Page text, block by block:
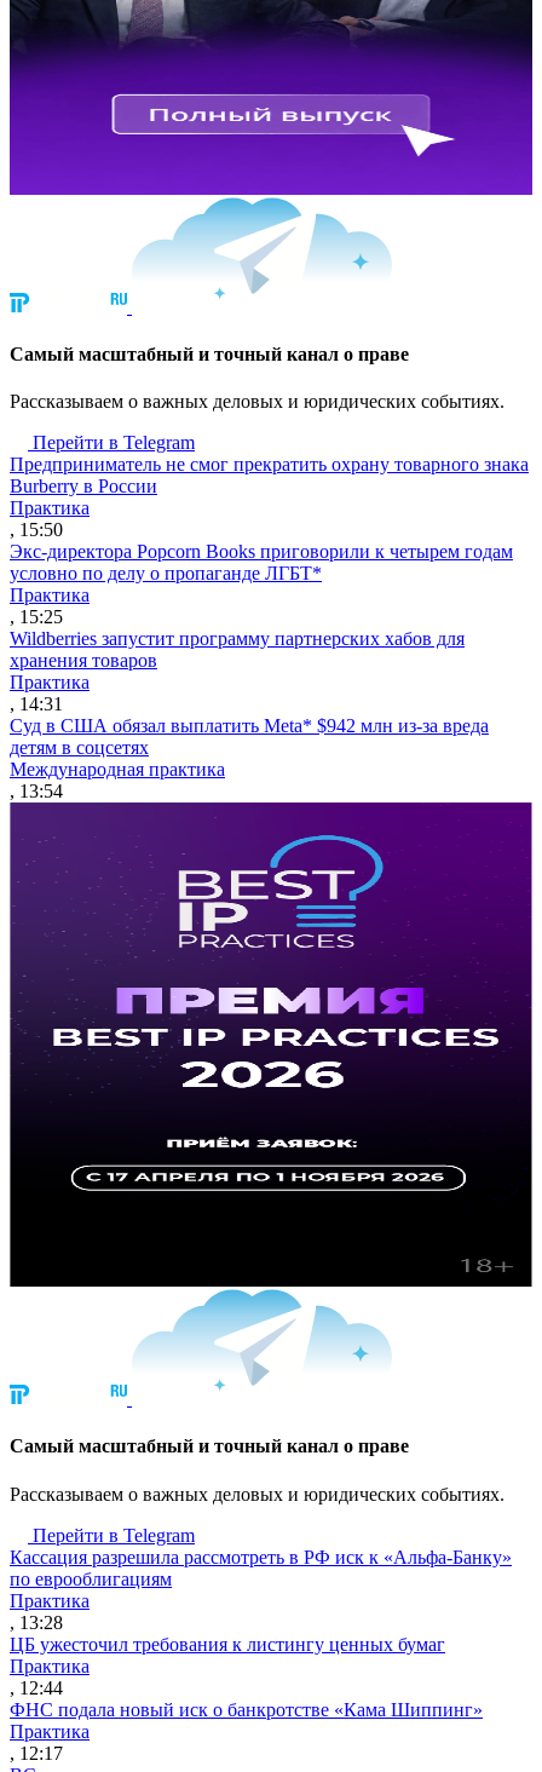
Cамый масштабный и точный канал о праве
Рассказываем о важных деловых и юридических событиях.
Перейти в Telegram
Предприниматель не смог прекратить охрану товарного знака
Burberry в России
Практика
, 15:50
Экс-директора Popcorn Books приговорили к четырем годам
условно по делу о пропаганде ЛГБТ*
Практика
, 15:25
Wildberries запустит программу партнерских хабов для
хранения товаров
Практика
, 14:31
Суд в США обязал выплатить Meta* $942 млн из-за вреда
детям в соцсетях
Международная практика
, 13:54
Cамый масштабный и точный канал о праве
Рассказываем о важных деловых и юридических событиях.
Перейти в Telegram
Кассация разрешила рассмотреть в РФ иск к «Альфа-Банку»
по еврооблигациям
Практика
, 13:28
ЦБ ужесточил требования к листингу ценных бумаг
Практика
, 12:44
ФНС подала новый иск о банкротстве «Кама Шиппинг»
Практика
, 12:17